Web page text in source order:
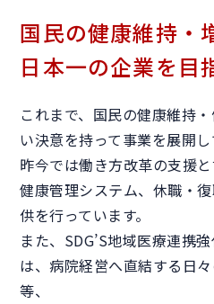
国民の健康維持・
日本一の企業を目
これまで、国民の健康維持
い決意を持って事業を展開し
昨今では働き方改革の支援
健康管理システム、休職・
供を行っています。
また、SDG’S地域医療連携
は、病院経営へ直結する日
等、